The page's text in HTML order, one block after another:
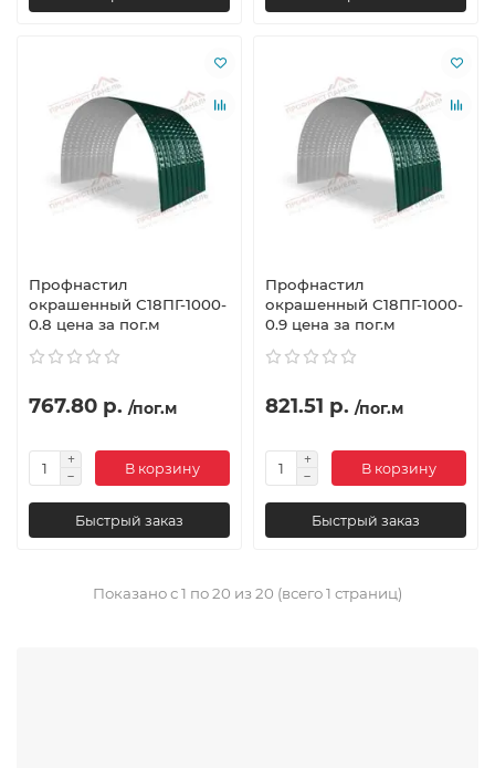
Профнастил
окрашенный С18ПГ-1000-
0.8 цена за пог.м
767.80 р. /пог.м
В корзину
Быстрый заказ
Профнастил
окрашенный С18ПГ-1000-
0.9 цена за пог.м
821.51 р. /пог.м
В корзину
Быстрый заказ
Показано с 1 по 20 из 20 (всего 1 страниц)